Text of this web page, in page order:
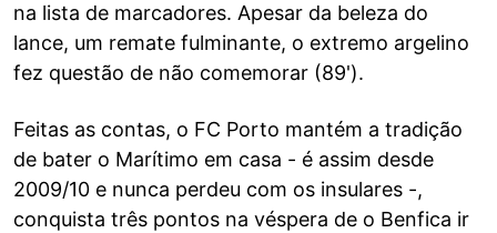
na lista de marcadores. Apesar da beleza do
lance, um remate fulminante, o extremo argelino
fez questão de não comemorar (89').
Feitas as contas, o FC Porto mantém a tradição
de bater o Marítimo em casa - é assim desde
2009/10 e nunca perdeu com os insulares -,
conquista três pontos na véspera de o Benfica ir